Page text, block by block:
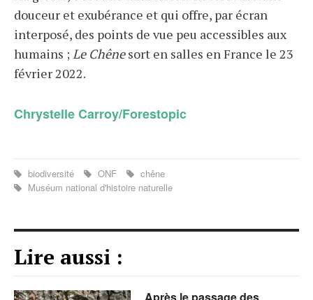
douceur et exubérance et qui offre, par écran
interposé, des points de vue peu accessibles aux
humains ; Le Chênesort en salles en France le 23
février 2022.
Chrystelle Carroy/Forestopic
biodiversité ONF
chêne
Muséum national d'histoire naturelle
Lire aussi :
Après le passage des